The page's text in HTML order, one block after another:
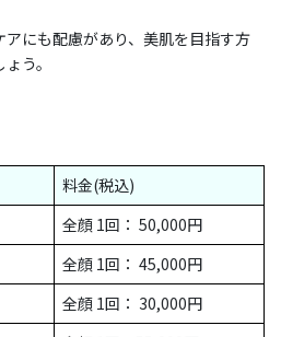
にも配慮があり、美肌を目指す方
う。
料金(税込)
全顔 1回： 50,000円
全顔 1回： 45,000円
全顔 1回： 30,000円